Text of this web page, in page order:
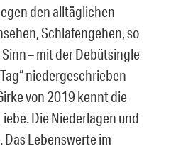
den alltäglichen
Schlafengehen, so
– mit der Debütsingle
niedergeschrieben
von 2019 kennt die
Die Niederlagen und
Das Lebenswerte im